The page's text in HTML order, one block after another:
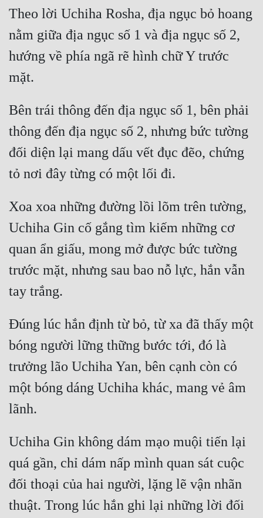
Theo lời Uchiha Rosha, địa ngục bỏ hoang
nằm giữa địa ngục số 1 và địa ngục số 2,
hướng về phía ngã rẽ hình chữ Y trước
Bên trái thông đến địa ngục số 1, bên phải
thông đến địa ngục số 2, nhưng bức tường
đối diện lại mang dấu vết đục đẽo, chứng
Xoa xoa những đường lồi lõm trên tường,
Uchiha Gin cố gắng tìm kiếm những cơ
quan ẩn giấu, mong mở được bức tường
trước mặt, nhưng sau bao nỗ lực, hắn vẫn
Đúng lúc hắn định từ bỏ, từ xa đã thấy một
bóng người lững thững bước tới, đó là
trưởng lão Uchiha Yan, bên cạnh còn có
một bóng dáng Uchiha khác, mang vẻ âm
Uchiha Gin không dám mạo muội tiến lại
quá gần, chỉ dám nấp mình quan sát cuộc
đối thoại của hai người, lặng lẽ vận nhãn
thuật. Trong lúc hắn ghi lại những lời đối